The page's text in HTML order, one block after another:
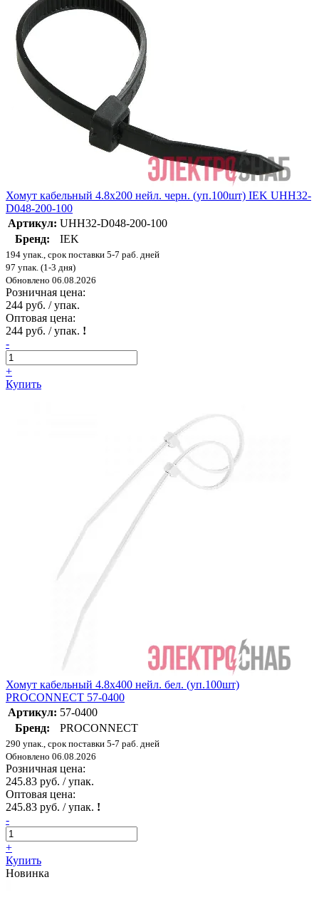
Хомут кабельный 4.8х200 нейл. черн. (уп.100шт) IEK UHH32-
D048-200-100
Артикул: UHH32-D048-200-100
Бренд:
IEK
194 упак., срок поставки 5-7 раб. дней
97 упак. (1-3 дня)
Обновлено 06.08.2026
Розничная цена:
244 руб. / упак.
Оптовая цена:
244 руб. / упак. !
-
+
Купить
Хомут кабельный 4.8х400 нейл. бел. (уп.100шт)
PROCONNECT 57-0400
Артикул: 57-0400
Бренд:
PROCONNECT
290 упак., срок поставки 5-7 раб. дней
Обновлено 06.08.2026
Розничная цена:
245.83 руб. / упак.
Оптовая цена:
245.83 руб. / упак. !
-
+
Купить
Новинка